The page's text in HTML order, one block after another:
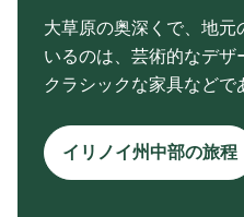
大草原の奥深くで、地
いるのは、芸術的なデザ
クラシックな家具などで
イリノイ州中部の旅程